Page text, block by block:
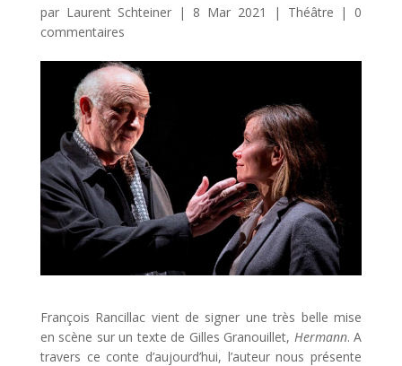
par Laurent Schteiner | 8 Mar 2021 | Théâtre | 0
commentaires
François Rancillac vient de signer une très belle mise
en scène sur un texte de Gilles Granouillet, Hermann. A
travers ce conte d’aujourd’hui, l’auteur nous présente